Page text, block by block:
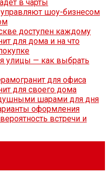
в чарты
шоу-бизнесом
доступен каждому
для дома и на что
улицы — как выбрать
для офиса
для своего дома
шарами для дня
оформления
встречи и